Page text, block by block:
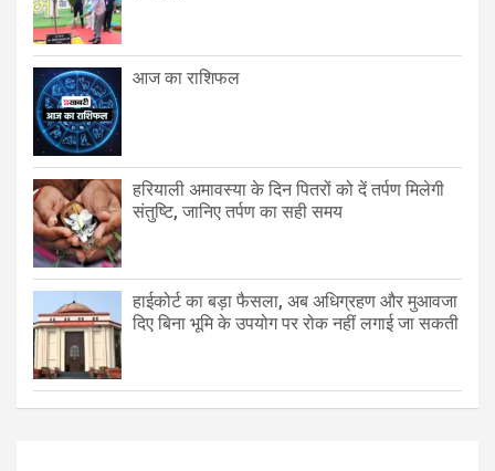
आज का राशिफल
हरियाली अमावस्या के दिन पितरों को दें तर्पण मिलेगी
संतुष्टि, जानिए तर्पण का सही समय
हाईकोर्ट का बड़ा फैसला, अब अधिग्रहण और मुआवजा
दिए बिना भूमि के उपयोग पर रोक नहीं लगाई जा सकती